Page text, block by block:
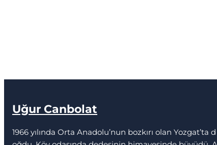
Uğur Canbolat
1966 yılında Orta Anadolu’nun bozkırı olan Yozgat’ta d